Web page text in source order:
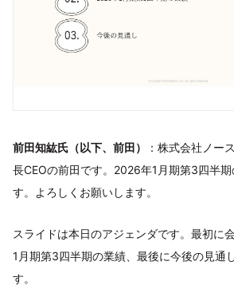
前田知紘氏（以下、前田）
：株式会社ノー
長CEOの前田です。2026年1月期第3四半期
す。よろしくお願いします。
スライドは本日のアジェンダです。最初に
1月期第3四半期の業績、最後に今後の見通
す。